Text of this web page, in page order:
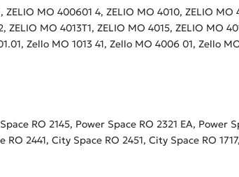
MO 400601 4, ZELIO MO 4010, ZELIO MO
MO 4013T1, ZELIO MO 4015, ZELIO MO
Zello MO 1013 41, Zello MO 4006 01, Zello
RO 2145, Power Space RO 2321 EA, Power
2441, City Space RO 2451, City Space RO